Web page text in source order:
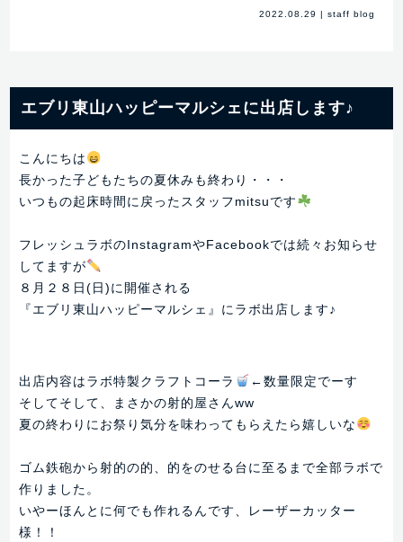
2022.08.29 | staff blog
エブリ東山ハッピーマルシェに出店します♪
こんにちは
長かった子どもたちの夏休みも終わり・・・
いつもの起床時間に戻ったスタッフmitsuです
フレッシュラボのInstagramやFacebookでは続々お知らせ
してますが
８月２８日(日)に開催される
『エブリ東山ハッピーマルシェ』にラボ出店します♪
出店内容はラボ特製クラフトコーラ
←数量限定でーす
そしてそして、まさかの射的屋さんww
夏の終わりにお祭り気分を味わってもらえたら嬉しいな
ゴム鉄砲から射的の的、的をのせる台に至るまで全部ラボで
作りました。
いやーほんとに何でも作れるんです、レーザーカッター
様！！